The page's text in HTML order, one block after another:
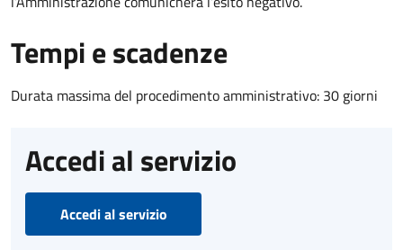
Tempi e scadenze
Durata massima del procedimento amministrativo: 30 giorni
Accedi al servizio
Accedi al servizio